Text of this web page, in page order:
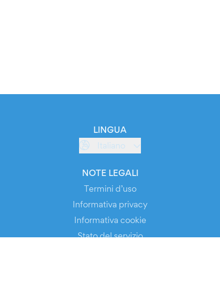
LINGUA
Italiano
NOTE LEGALI
Termini d’uso
Informativa privacy
Informativa cookie
Stato del servizio